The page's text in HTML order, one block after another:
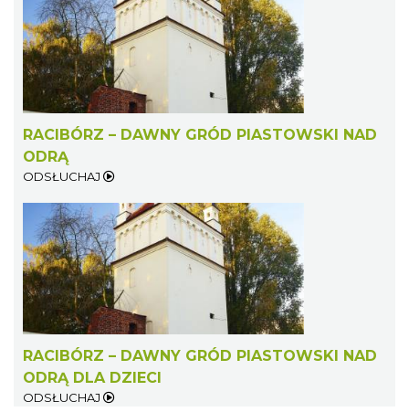
RACIBÓRZ – DAWNY GRÓD PIASTOWSKI NAD
ODRĄ
ODSŁUCHAJ
RACIBÓRZ – DAWNY GRÓD PIASTOWSKI NAD
ODRĄ DLA DZIECI
ODSŁUCHAJ